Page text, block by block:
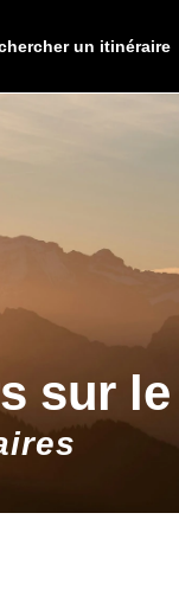
un itinéraire
sur